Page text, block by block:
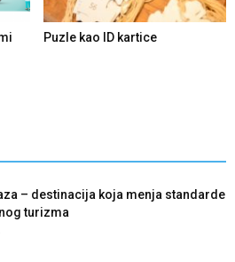
Puzle kao ID kartice
– destinacija koja menja standarde
turizma